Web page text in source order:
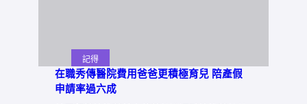
記得
在職秀傳醫院費用爸爸更積極育兒 陪產假
申請率過六成